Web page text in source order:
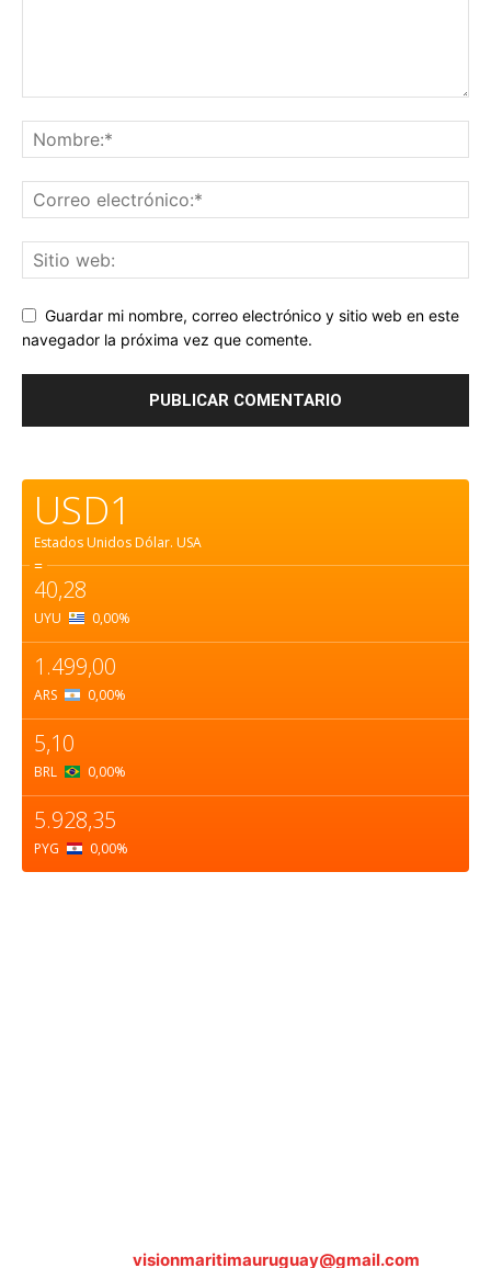
Guardar mi nombre, correo electrónico y sitio web en este
navegador la próxima vez que comente.
USD1
Estados Unidos Dólar. USA
=
40,28
UYU 0,00%
1.499,00
ARS 0,00%
5,10
BRL 0,00%
5.928,35
PYG 0,00%
visionmaritimauruguay@gmail.com